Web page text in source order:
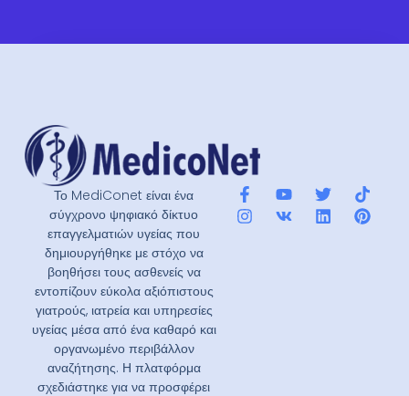
Το MediConet είναι ένα
σύγχρονο ψηφιακό δίκτυο
επαγγελματιών υγείας που
δημιουργήθηκε με στόχο να
βοηθήσει τους ασθενείς να
εντοπίζουν εύκολα αξιόπιστους
γιατρούς, ιατρεία και υπηρεσίες
υγείας μέσα από ένα καθαρό και
οργανωμένο περιβάλλον
αναζήτησης. Η πλατφόρμα
σχεδιάστηκε για να προσφέρει